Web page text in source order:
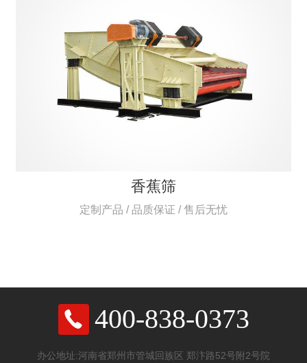
香蕉筛
定制产品 / 品质保证 / 售后无忧
400-838-0373
办公地址:河南省郑州市管城回族区 郑汴路52号附2号院